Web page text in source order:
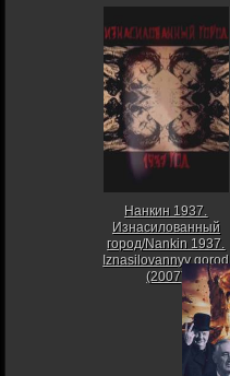
Нанкин 1937.
Изнасилованный
город/Nankin 1937.
Iznasilovannyy gorod
(2007)